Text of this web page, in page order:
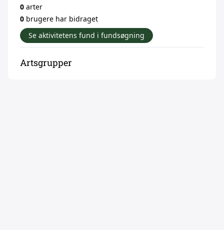
0 arter
0 brugere har bidraget
Se aktivitetens fund i fundsøgning
Artsgrupper